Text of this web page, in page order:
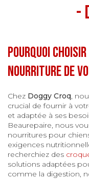
-
Pourquoi
nourriture de
Chez Doggy Croq,
crucial de fournir à
et adaptée à ses
Beaurepaire, nous
nourritures pour
exigences
recherchiez des
solutions adaptées
comme la digestion,